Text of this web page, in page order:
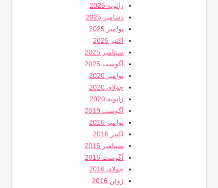
ژانویه 2026
دسامبر 2025
نوامبر 2025
اکتبر 2025
سپتامبر 2025
آگوست 2025
نوامبر 2020
جولای 2020
ژانویه 2020
آگوست 2019
نوامبر 2016
اکتبر 2016
سپتامبر 2016
آگوست 2016
جولای 2016
ژوئن 2016